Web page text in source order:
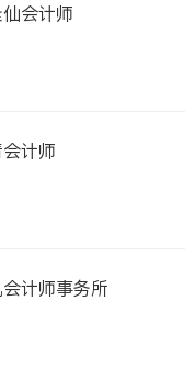
织会计师
计师
计师事务所